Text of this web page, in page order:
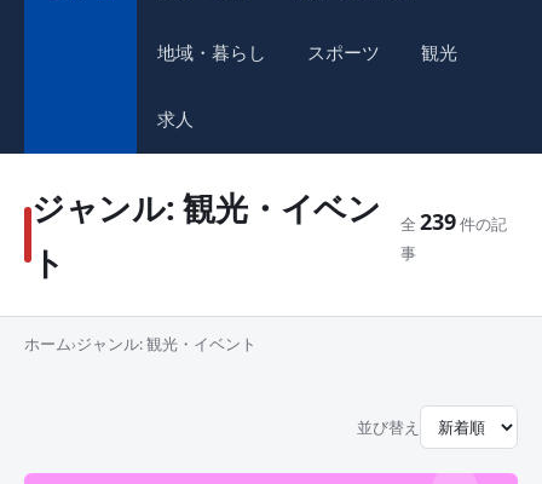
地域・暮らし スポーツ 観光
求人
ジャンル:観光・イベン
ト
全 239件の記
事
ホーム›ジャンル:観光・イベント
並び替え